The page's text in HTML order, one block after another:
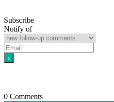
Subscribe
Notify of
0 Comments